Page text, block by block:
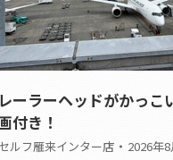
ーラーヘッドがかっこ
付き！
ルフ雁来インター店 2026年